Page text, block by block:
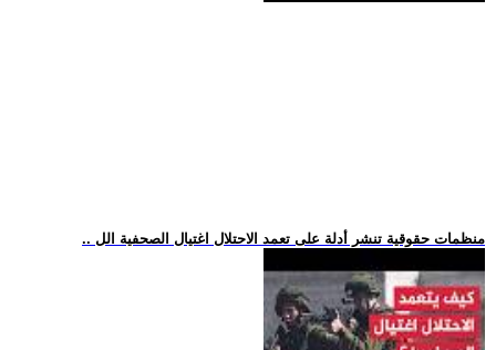
.. منظمات حقوقية تنشر أدلة على تعمد الاحتلال اغتيال الصحفية الل